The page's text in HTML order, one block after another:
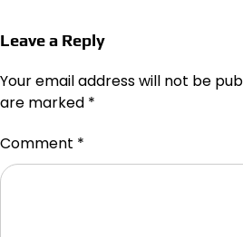
Leave a Reply
Your email address will not be
are marked *
Comment *